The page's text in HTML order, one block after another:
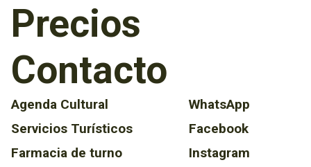
Precios
Contacto
Agenda Cultural
Servicios Turísticos
Farmacia de turno
WhatsApp
Facebook
Instagram